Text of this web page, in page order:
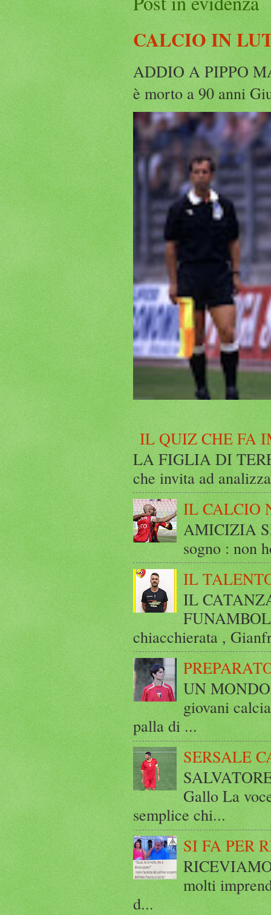
CALCIO IN
ADDIO A PIPPO
è morto a 90 anni
IL QUIZ CHE FA
LA FIGLIA DI
che invita ad
IL CALCIO
AMICIZIA
sogno : non
IL
IL
chiacchierata ,
UN
giovani
palla di ...
SERSALE
Gallo La
semplice chi...
SI FA PER
molti
d...